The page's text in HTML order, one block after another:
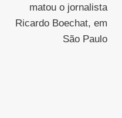
matou o jornalista
Ricardo Boechat, em
São Paulo